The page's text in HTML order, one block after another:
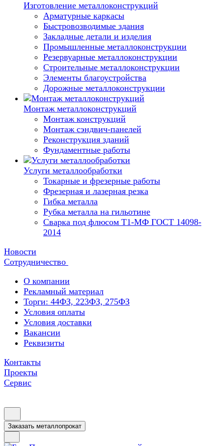
Изготовление металлоконструкций
Арматурные каркасы
Быстровозводимые здания
Закладные детали и изделия
Промышленные металлоконструкции
Резервуарные металлоконструкции
Строительные металлоконструкции
Элементы благоустройства
Дорожные металлоконструкции
Монтаж металлоконструкций
Монтаж конструкций
Монтаж сэндвич-панелей
Реконструкция зданий
Фундаментные работы
Услуги металлообработки
Токарные и фрезерные работы
Фрезерная и лазерная резка
Гибка металла
Рубка металла на гильотине
Сварка под флюсом Т1-МФ ГОСТ 14098-
2014
Новости
Сотрудничество
О компании
Рекламный материал
Торги: 44ФЗ, 223ФЗ, 275ФЗ
Условия оплаты
Условия доставки
Вакансии
Реквизиты
Контакты
Проекты
Сервис
Заказать металлопрокат